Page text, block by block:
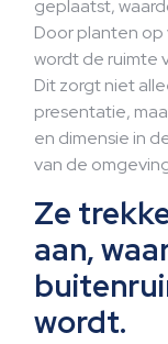
geplaatst,
Door planten op
wordt de ruimte
Dit zorgt niet
presentatie,
en dimensie in
van de
Ze
aan,
wordt.